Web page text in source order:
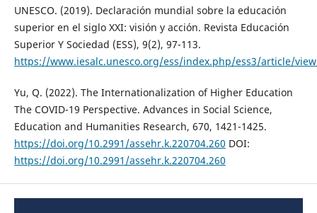
UNESCO. (2019). Declaración mundial sobre la educación
superior en el siglo XXI: visión y acción. Revista Educación
Superior Y Sociedad (ESS), 9(2), 97-113.
https://www.iesalc.unesco.org/ess/index.php/ess3/article/
Yu, Q. (2022). The Internationalization of Higher Education
The COVID-19 Perspective. Advances in Social Science,
Education and Humanities Research, 670, 1421-1425.
https://doi.org/10.2991/assehr.k.220704.260 DOI:
https://doi.org/10.2991/assehr.k.220704.260